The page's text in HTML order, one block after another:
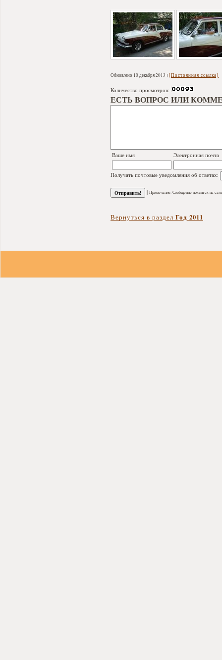
Обновлено 10 декабря 2013 [Постоянная ссылка]
Количество просмотров:
ЕСТЬ ВОПРОС ИЛИ
Ваше имя Электронная почта
Получать почтовые уведомления об ответах:
| Примечание. Сообщение появится на
Вернуться в раздел Год 2011